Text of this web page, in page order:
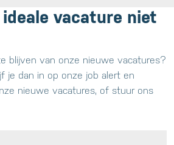
vacature niet
blijven van onze nieuwe vacatures?
je dan in op onze job alert en
nieuwe vacatures, of stuur ons